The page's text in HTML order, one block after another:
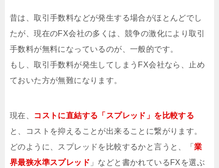
昔は、取引手数料などが発生する場合がほとんどでし
たが、現在のFX会社の多くは、競争の激化により取引
手数料が無料になっているのが、一般的です。
もし、取引手数料が発生してしまうFX会社なら、止め
ておいた方が無難になります。
現在、
コストに直結する「スプレッド」を比較する
と、コストを抑えることが出来ることに繋がります。
どのように、スプレッドを比較するかと言うと、「業
界最狭水準スプレッド 」などと書かれているFXを選ぶ